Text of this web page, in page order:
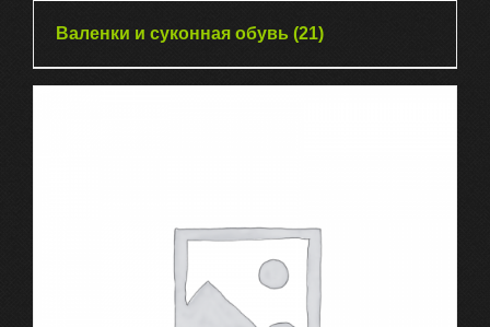
Валенки и суконная обувь (21)